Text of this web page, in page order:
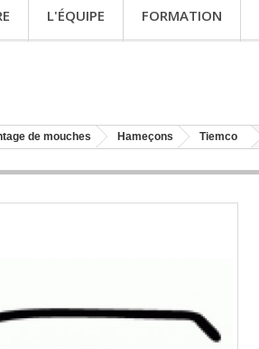
L'ÉQUIPE FORMATION
de mouches Hameçons Tiemco